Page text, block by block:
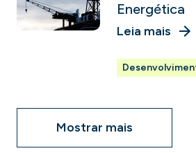
Energética
Leia mais
Mostrar mais